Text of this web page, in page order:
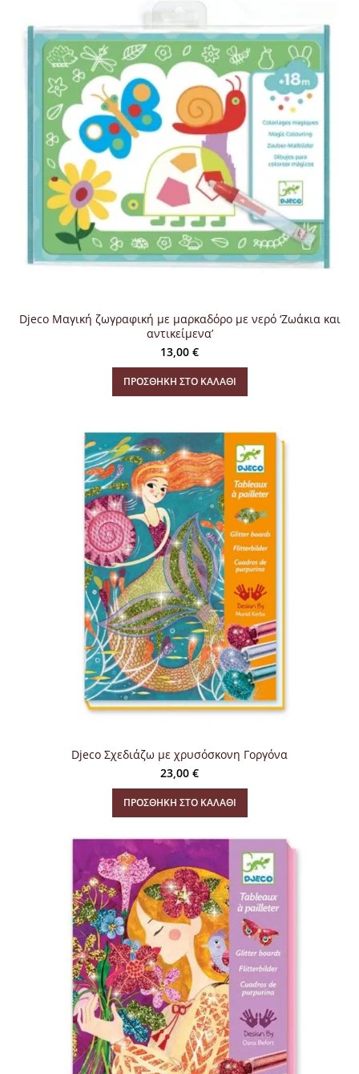
Djeco Μαγική ζωγραφική με μαρκαδόρο με νερό ‘Ζωάκια και
αντικείμενα’
13,00 €
ΠΡΟΣΘΉΚΗ ΣΤΟ ΚΑΛΆΘΙ
Djeco Σχεδιάζω με χρυσόσκονη Γοργόνα
23,00 €
ΠΡΟΣΘΉΚΗ ΣΤΟ ΚΑΛΆΘΙ